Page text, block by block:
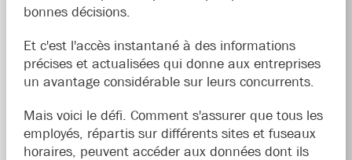
bonnes décisions.
Et c'est l'accès instantané à des informations
précises et actualisées qui donne aux entreprises
un avantage considérable sur leurs concurrents.
Mais voici le défi. Comment s'assurer que tous les
employés, répartis sur différents sites et fuseaux
horaires, peuvent accéder aux données dont ils